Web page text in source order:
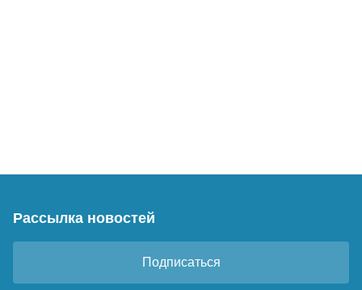
Рассылка новостей
Подписаться